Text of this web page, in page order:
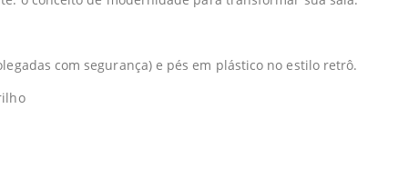
com segurança) e pés em plástico no estilo retrô.